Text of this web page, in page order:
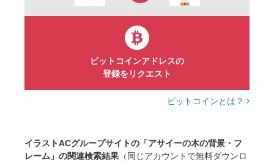
ビットコインアドレスの
登録をリクエスト
ビットコインとは？
イラストACグループサイトの「アサイーの木の背景・フ
レーム」の関連検索結果 （同じアカウントで無料ダウンロ